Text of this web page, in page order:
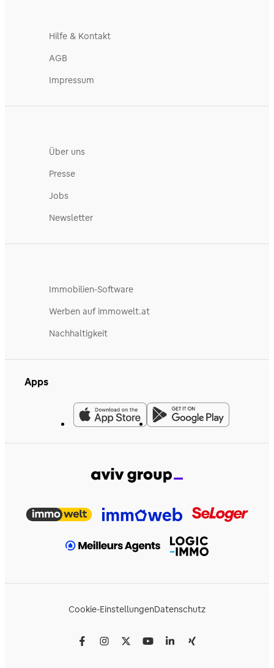
Hilfe & Kontakt
AGB
Impressum
Über uns
Presse
Jobs
Newsletter
Immobilien-Software
Werben auf immowelt.at
Nachhaltigkeit
Apps
Cookie-EinstellungenDatenschutz